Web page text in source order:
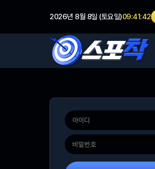
2026년 8월 8일 (토요일)09:41:42